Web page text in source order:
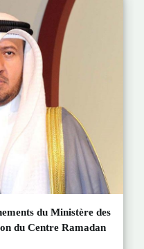
du Ministère des
du Centre Ramadan